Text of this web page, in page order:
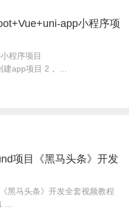
app小程序项
程序项目
app项目 2， ...
项目《黑马头条》开发
黑马头条》开发全套视频教程